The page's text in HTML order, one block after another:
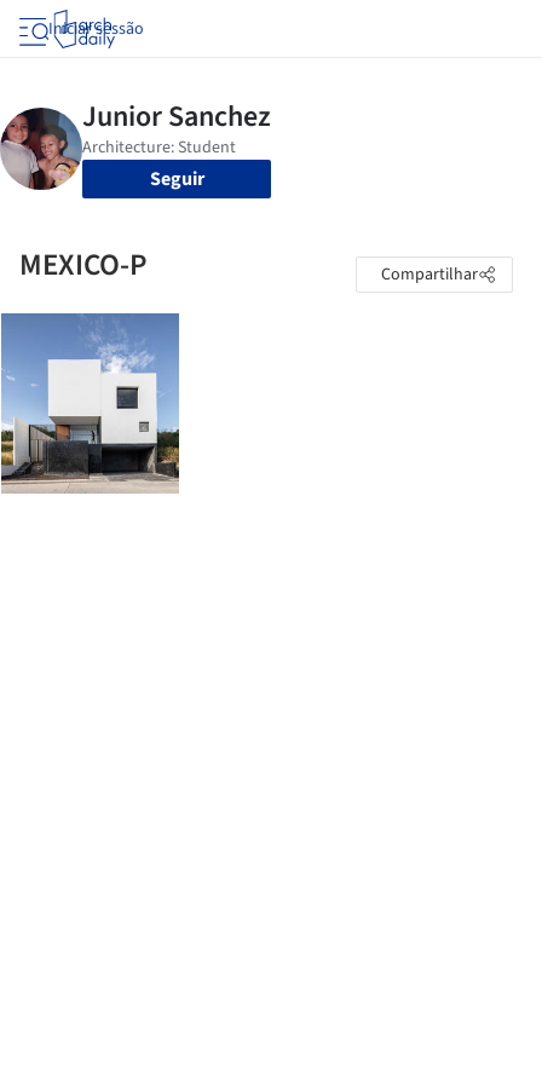
Iniciar sessão
Seguir
MEXICO-P Compartilhar